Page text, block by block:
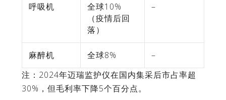
呼吸机
全球10%
（疫情后回
落）
–
麻醉机 全球8%
–
注：2024年迈瑞监护仪在国内集采后市占率超
30%，但毛利率下降5个百分点。